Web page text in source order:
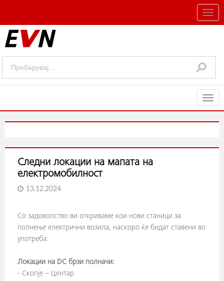
Следни локации на мапата на
електромобилност
13.12.2024
Со задоволство ви откриваме кои нови станици за
полнење електрични возила, наскоро ќе бидат ставени во
употреба:
Локации на DC брзи полначи:
- Скопје – Центар